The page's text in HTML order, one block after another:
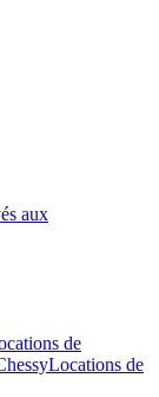
aux
de
Locations de